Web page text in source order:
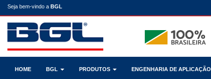
Seja bem-vindo a BGL
HOME BGL PRODUTOS ENGENHARIA DE APLICAÇÃO